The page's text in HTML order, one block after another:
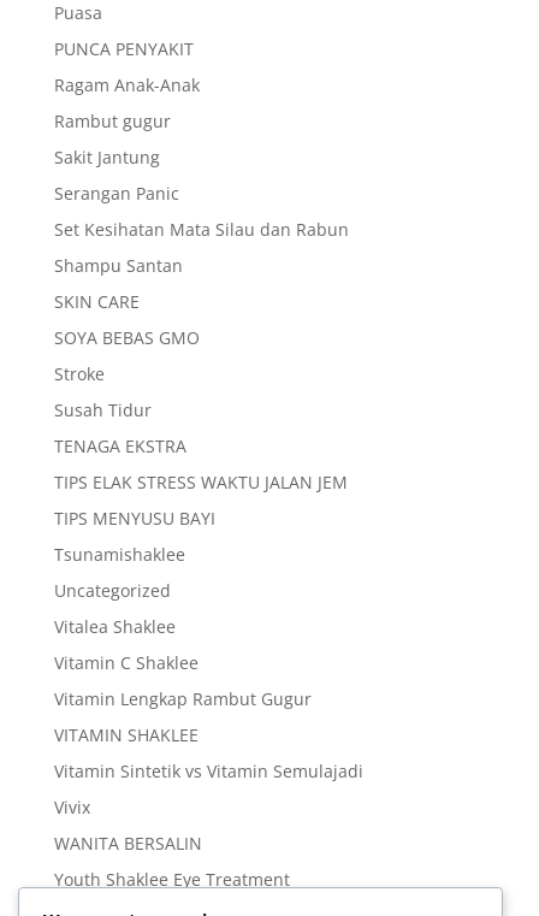
Puasa
PUNCA PENYAKIT
Ragam Anak-Anak
Rambut gugur
Sakit Jantung
Serangan Panic
Set Kesihatan Mata Silau dan Rabun
Shampu Santan
SKIN CARE
SOYA BEBAS GMO
Stroke
Susah Tidur
TENAGA EKSTRA
TIPS ELAK STRESS WAKTU JALAN JEM
TIPS MENYUSU BAYI
Tsunamishaklee
Uncategorized
Vitalea Shaklee
Vitamin C Shaklee
Vitamin Lengkap Rambut Gugur
VITAMIN SHAKLEE
Vitamin Sintetik vs Vitamin Semulajadi
Vivix
WANITA BERSALIN
Youth Shaklee Eye Treatment